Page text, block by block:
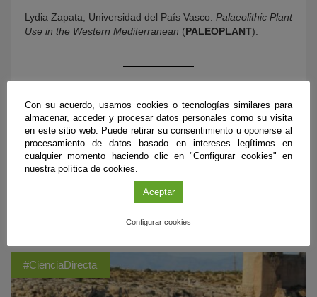
Lydia Zapata, Universidad del País Vasco: Palaeolithic Plant
Use in the Western Mediterranean (PALEOPLANT).
ÚLTIMAS PUBLICACIONES
#CienciaDirecta
Con su acuerdo, usamos cookies o tecnologías similares para
almacenar, acceder y procesar datos personales como su visita
en este sitio web. Puede retirar su consentimiento u oponerse al
procesamiento de datos basado en intereses legítimos en
cualquier momento haciendo clic en "Configurar cookies" en
nuestra política de cookies.
Aceptar
Configurar cookies